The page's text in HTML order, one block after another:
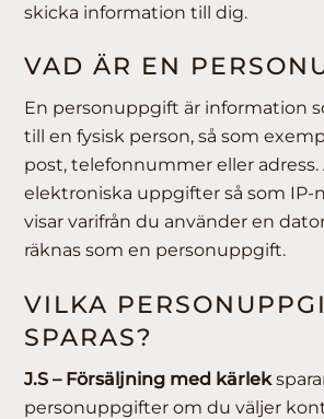
skicka information till dig.
VAD ÄR EN
En personuppgift är information
till en fysisk person, så som
post, telefonnummer eller adress.
elektroniska uppgifter så som IP-
visar varifrån du använder en
räknas som en personuppgift.
VILKA
SPARAS?
J.S – Försäljning med kärlek
personuppgifter om du väljer